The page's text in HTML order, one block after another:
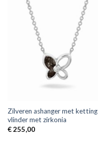
Zilveren ashanger met ketting |
vlinder met zirkonia
€255,00